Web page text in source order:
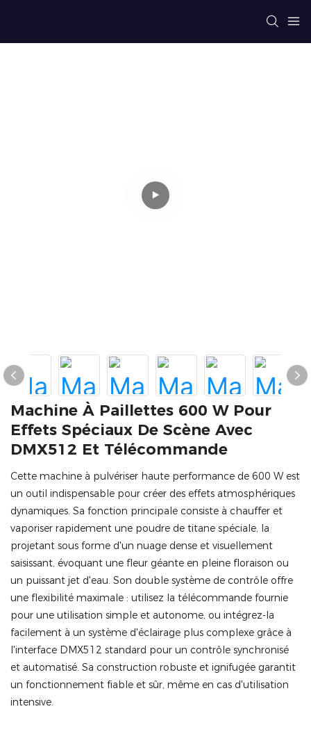
Machine À Paillettes 600 W Pour
Effets Spéciaux De Scène Avec
DMX512 Et Télécommande
Cette machine à pulvériser haute performance de 600 W est
un outil indispensable pour créer des effets atmosphériques
dynamiques. Sa fonction principale consiste à chauffer et
vaporiser rapidement une poudre de titane spéciale, la
projetant sous forme d'un nuage dense et visuellement
saisissant, évoquant une fleur géante en pleine floraison ou
un puissant jet d'eau. Son double système de contrôle offre
une flexibilité maximale : utilisez la télécommande fournie
pour une utilisation simple et autonome, ou intégrez-la
facilement à un système d'éclairage plus complexe grâce à
l'interface DMX512 standard pour un contrôle synchronisé
et automatisé. Sa construction robuste et ignifugée garantit
un fonctionnement fiable et sûr, même en cas d'utilisation
intensive.